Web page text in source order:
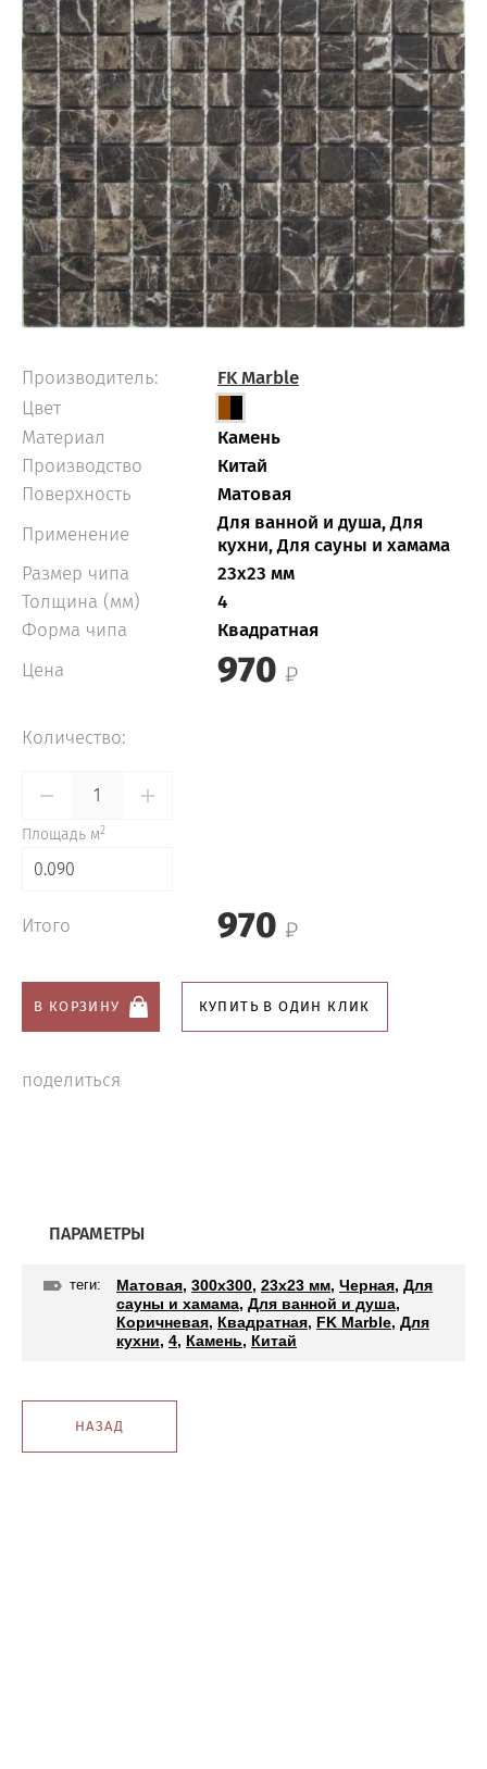
Производитель:
FK Marble
Цвет
Материал
Камень
Производство
Китай
Поверхность
Матовая
Применение
Для ванной и душа, Для
кухни, Для сауны и хамама
Размер чипа
23x23 мм
Толщина (мм)
4
Форма чипа
Квадратная
Цена
970
Количество:
Площадь м2
0.090
Итого 970
В КОРЗИНУ КУПИТЬ В ОДИН КЛИК
поделиться
ПАРАМЕТРЫ
теги: Матовая, 300x300, 23x23 мм, Черная, Для
сауны и хамама, Для ванной и душа,
Коричневая, Квадратная, FK Marble, Для
кухни, 4, Камень, Китай
НАЗАД